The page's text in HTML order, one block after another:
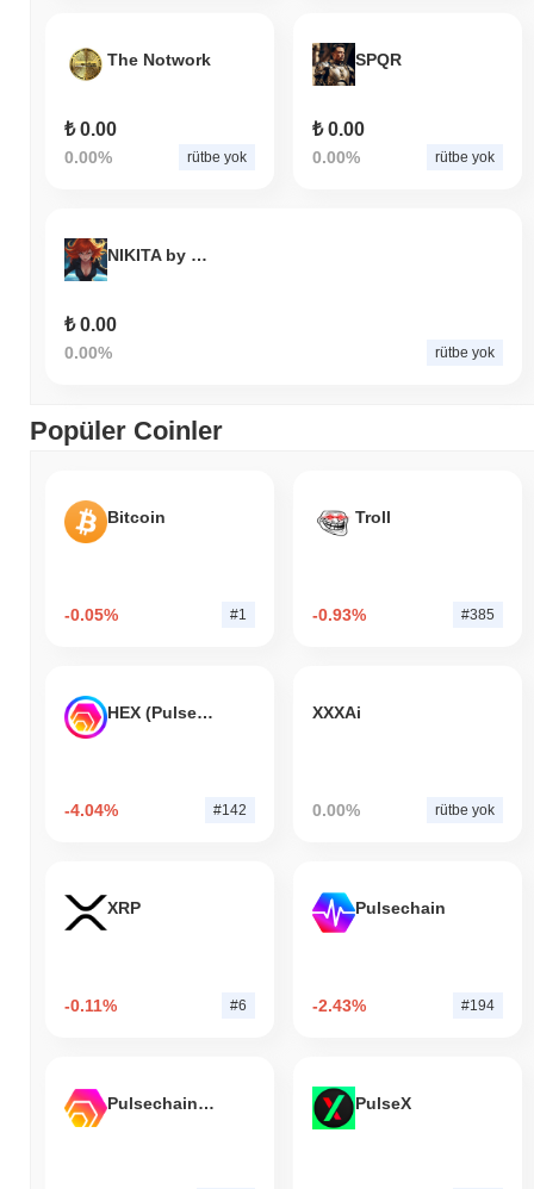
The Notwork
₺ 0.00
0.00% rütbe yok
SPQR
₺ 0.00
0.00% rütbe yok
NIKITA by Virtuals
₺ 0.00
0.00% rütbe yok
Popüler Coinler
Bitcoin
-0.05% #1
Troll
-0.93% #385
HEX (Pulsechain)
-4.04% #142
XXXAi
0.00% rütbe yok
XRP
-0.11% #6
Pulsechain
-2.43% #194
Pulsechain Bridged HEX (Pulsechain) PulseX